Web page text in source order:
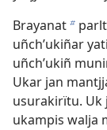
Brayanatb
uñchʼukiñar
uñchʼukiñ
Ukar jan
usurakirïtu. Uk
ukampis walja